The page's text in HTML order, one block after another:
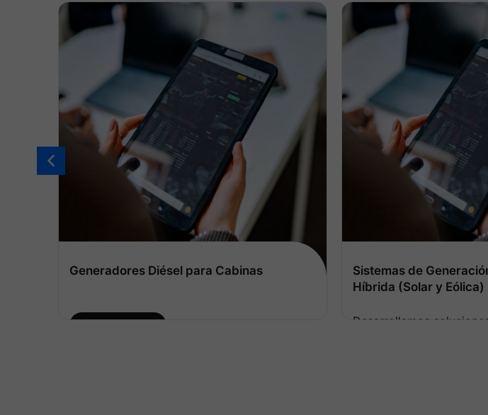
Generadores Diésel para Cabinas
Ver más
Sistemas de
Híbrida (Solar y Eólica)
Desarrollamos